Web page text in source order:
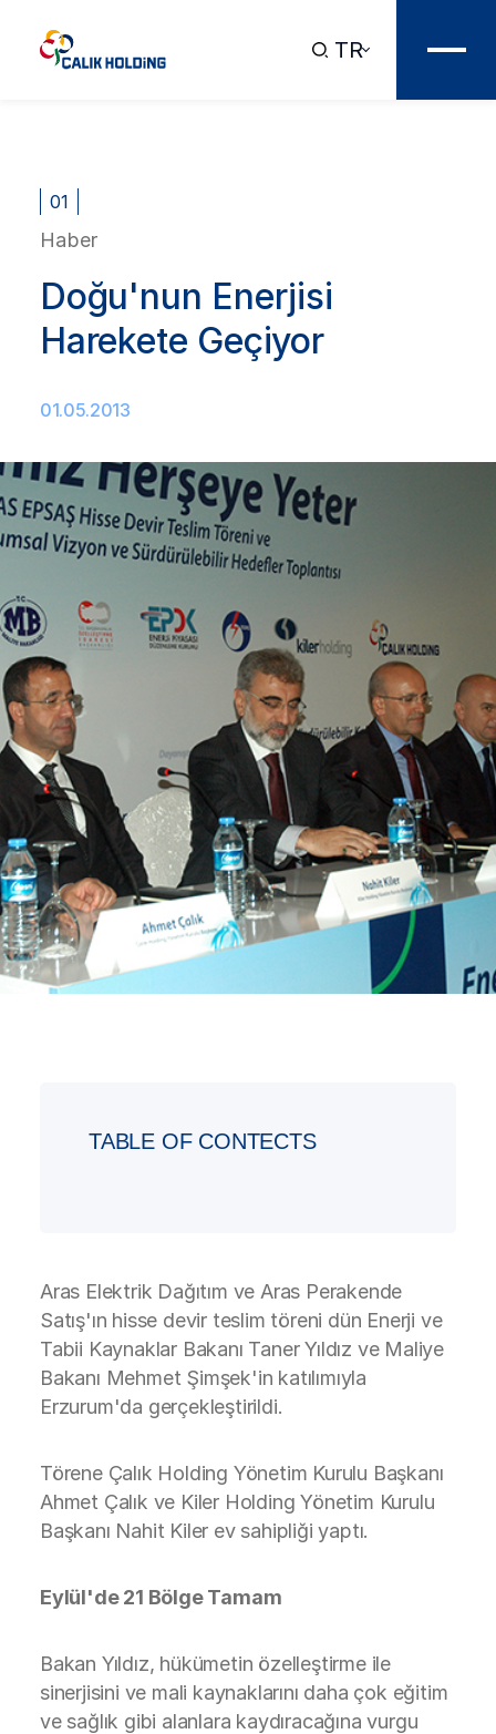
TR
01
Haber
Doğu'nun Enerjisi
Harekete Geçiyor
01.05.2013
TABLE OF CONTECTS
Aras Elektrik Dağıtım ve Aras Perakende
Satış'ın hisse devir teslim töreni dün Enerji ve
Tabii Kaynaklar Bakanı Taner Yıldız ve Maliye
Bakanı Mehmet Şimşek'in katılımıyla
Erzurum'da gerçekleştirildi.
Törene Çalık Holding Yönetim Kurulu Başkanı
Ahmet Çalık ve Kiler Holding Yönetim Kurulu
Başkanı Nahit Kiler ev sahipliği yaptı.
Eylül'de 21 Bölge Tamam
Bakan Yıldız, hükümetin özelleştirme ile
sinerjisini ve mali kaynaklarını daha çok eğitim
ve sağlık gibi alanlara kaydıracağına vurgu